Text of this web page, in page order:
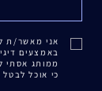
אני מאשר/ת
ממותג אסתי
כי אוכל